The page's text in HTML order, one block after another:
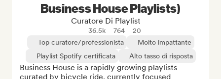
Business House Playlists)
Curatore Di Playlist
36.5k 764
20
Top curatore/professionista
Molto impattante
Playlist Spotify certificata
Alto tasso di risposta
Business House is a rapidly growing playlists
curated by bicycle ride, currently focused